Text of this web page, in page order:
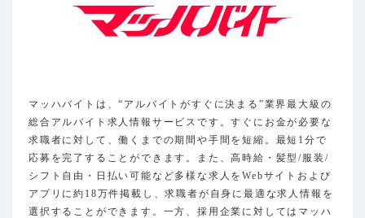
マッハバイトは、“アルバイトがすぐに決まる”業界最大級の
総合アルバイト求人情報サービスです。すぐにお金が必要な
求職者に対して、働くまでの期間や手間を短縮。最短1分で
応募を完了することができます。また、高時給・髪型/服装/
シフト自由・日払い可能など多様な求人をWebサイトおよび
アプリに約18万件掲載し、求職者が自身に最適な求人情報を
選択することができます。一方、採用企業に対してはマッハ